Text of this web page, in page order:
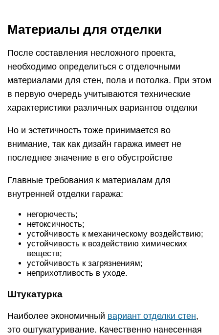
Материалы для отделки
После составления несложного проекта,
необходимо определиться с отделочными
материалами для стен, пола и потолка. При этом
в первую очередь учитываются технические
характеристики различных вариантов отделки
Но и эстетичность тоже принимается во
внимание, так как дизайн гаража имеет не
последнее значение в его обустройстве
Главные требования к материалам для
внутренней отделки гаража:
негорючесть;
нетоксичность;
устойчивость к механическому воздействию;
устойчивость к воздействию химических
веществ;
устойчивость к загрязнениям;
неприхотливость в уходе.
Штукатурка
Наиболее экономичный вариант отделки стен,
это оштукатуривание. Качественно нанесенная